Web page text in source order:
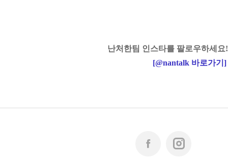
난처한팀 인스타를 팔로우하세요!
[@nantalk 바로가기 ]